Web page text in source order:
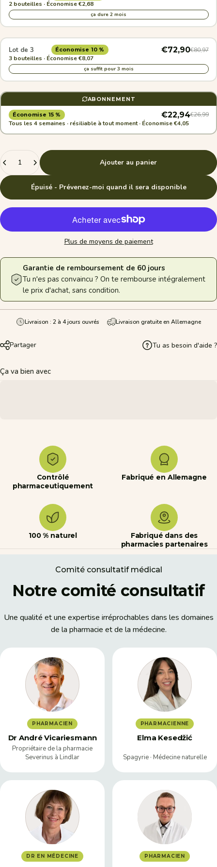
2 bouteilles · Économise €2,68
ça dure 2 mois
Lot de 3 Économise 10 % €72,90€80,97
3 bouteilles · Économise €8,07
ça suffit pour 3 mois
ABONNEMENT
Économise 15 % €22,94€26,99
Tous les 4 semaines · résiliable à tout moment · Économise €4,05
Quantité
Ajouter au panier
Épuisé - Prévenez-moi quand il sera disponible
Plus de moyens de paiement
Garantie de remboursement de 60 jours
Tu n'es pas convaincu ? On te rembourse intégralement
le prix d'achat, sans condition.
Livraison : 2 à 4 jours ouvrés Livraison gratuite en Allemagne
Partager Tu as besoin d'aide ?
Ça va bien avec
Contrôlé
pharmaceutiquement
Fabriqué en Allemagne
100 % naturel
Fabriqué dans des
pharmacies partenaires
Comité consultatif médical
Notre comité consultatif
Une qualité et une expertise irréprochables dans les domaines
de la pharmacie et de la médecine.
PHARMACIEN
Dr André Vicariesmann
Propriétaire de la pharmacie
Severinus à Lindlar
PHARMACIENNE
Elma Kesedžić
Spagyrie · Médecine naturelle
DR EN MÉDECINE PHARMACIEN